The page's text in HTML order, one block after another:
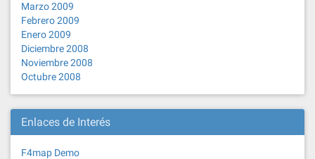
Marzo 2009
Febrero 2009
Enero 2009
Diciembre 2008
Noviembre 2008
Octubre 2008
Enlaces de Interés
F4map Demo